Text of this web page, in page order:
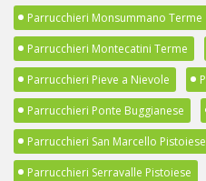
Parrucchieri Monsummano Terme
Parrucchieri Montecatini Terme
Parrucchieri Pieve a Nievole
Parrucchieri Ponte Buggianese
Parrucchieri San Marcello Pistoiese
Parrucchieri Serravalle Pistoiese